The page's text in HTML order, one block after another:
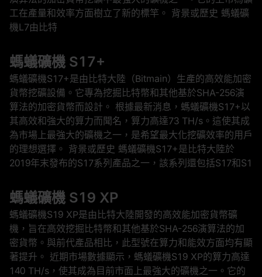
工在產量和效率方面樹立了新的標竿。 背景或歷史 螞蟻礦
機L7由比特
螞蟻礦機 S17+
螞蟻礦機S17+是由比特大陸（Bitmain）生產的高效能加密
貨幣挖礦設備。它專為挖掘比特幣和其他基於SHA-256演
算法的加密貨幣而設計。 根據最新消息，螞蟻礦機S17+以
其高效和強大的算力而聞名，算力高達73 TH/s。這使其成
為市場上最強大的礦機之一，是希望最大化挖礦效率的用戶
的理想選擇。 背景或歷史 螞蟻礦機S17+是比特大陸於
2019年末發布的S17系列產品之一，該系列還包括S17和S1
螞蟻礦機 S19 XP
螞蟻礦機S19 XP是由比特大陸開發的高效能加密貨幣礦
機，旨在高效挖掘比特幣和其他基於SHA-256演算法的加
密貨幣。與前代產品相比，此型號在算力和能效方面均有顯
著提升。 近期市場數據顯示，螞蟻礦機S19 XP的算力高達
140 TH/s，使其成為目前市面上最強大的礦機之一。它的